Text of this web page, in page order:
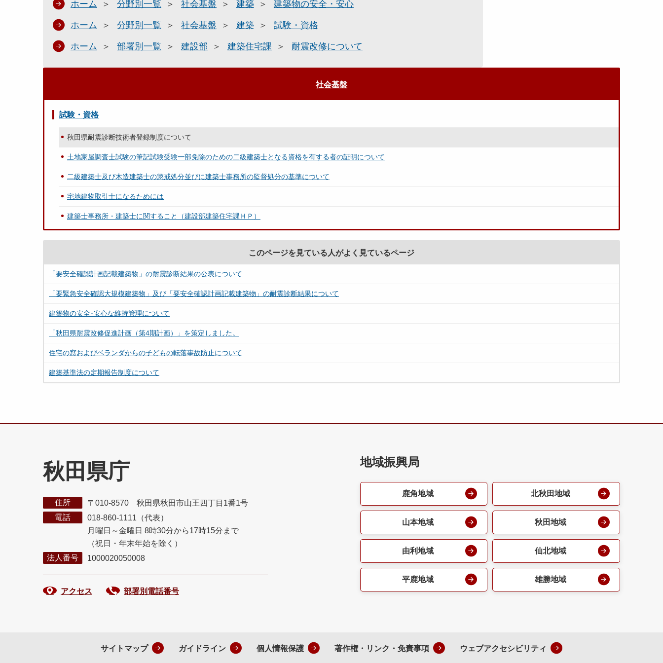
ホーム 分野別一覧 社会基盤 建築 建築物の安全・安心
ホーム 分野別一覧 社会基盤 建築 試験・資格
ホーム 部署別一覧 建設部 建築住宅課 耐震改修について
社会基盤
試験・資格
秋田県耐震診断技術者登録制度について
土地家屋調査士試験の筆記試験受験一部免除のための二級建築士となる資格を有する者の証明について
二級建築士及び木造建築士の懲戒処分並びに建築士事務所の監督処分の基準について
宅地建物取引士になるためには
建築士事務所・建築士に関すること（建設部建築住宅課ＨＰ）
このページを見ている人がよく見ているページ
「要安全確認計画記載建築物」の耐震診断結果の公表について
「要緊急安全確認大規模建築物」及び「要安全確認計画記載建築物」の耐震診断結果について
建築物の安全･安心な維持管理について
「秋田県耐震改修促進計画（第4期計画）」を策定しました。
住宅の窓およびベランダからの子どもの転落事故防止について
建築基準法の定期報告制度について
秋田県庁
住所
〒010-8570 秋田県秋田市山王四丁目1番1号
電話
018-860-1111（代表）
月曜日～金曜日 8時30分から17時15分まで
（祝日・年末年始を除く）
法人番号
1000020050008
アクセス 部署別電話番号
地域振興局
鹿角地域 北秋田地域
山本地域 秋田地域
由利地域 仙北地域
平鹿地域 雄勝地域
サイトマップ ガイドライン 個人情報保護 著作権・リンク・免責事項 ウェブアクセシビリティ